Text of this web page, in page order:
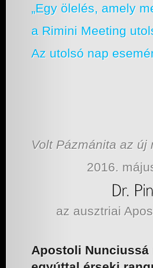
„Egy ölelés, amely
a Rimini Meeting
Az utolsó nap
Volt Pázmánita az új
2016.
az ausztriai
Apostoli Nunciussá